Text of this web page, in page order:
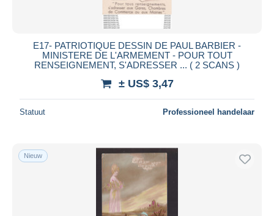
E17- PATRIOTIQUE DESSIN DE PAUL BARBIER -
MINISTERE DE L'ARMEMENT - POUR TOUT
RENSEIGNEMENT, S'ADRESSER ... ( 2 SCANS )
± US$ 3,47
Statuut Professioneel handelaar
Nieuw